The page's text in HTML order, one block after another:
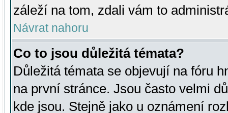
záleží na tom, zdali vám to
Návrat nahoru
Co to jsou důležitá témata?
Důležitá témata se objevují na fóru
na první stránce. Jsou často velmi
kde jsou. Stejně jako u oznámení